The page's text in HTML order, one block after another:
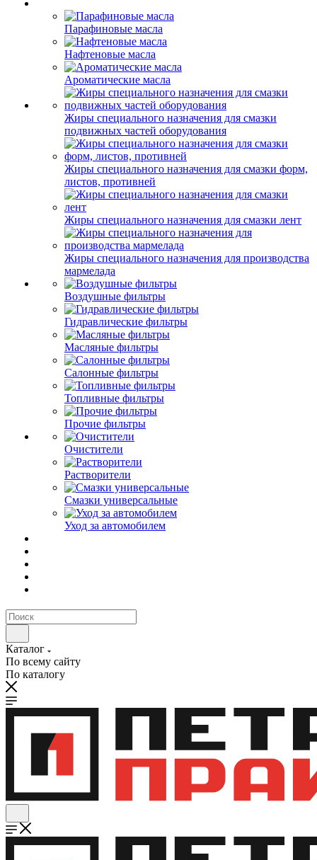
Парафиновые масла
Нафтеновые масла
Ароматические масла
Жиры специального назначения для смазки
подвижных частей оборудования
Жиры специального назначения для смазки форм,
листов, противней
Жиры специального назначения для смазки лент
Жиры специального назначения для производства
мармелада
Воздушные фильтры
Гидравлические фильтры
Масляные фильтры
Салонные фильтры
Топливные фильтры
Прочие фильтры
Очистители
Растворители
Смазки универсальные
Уход за автомобилем
Каталог
По всему сайту
По каталогу